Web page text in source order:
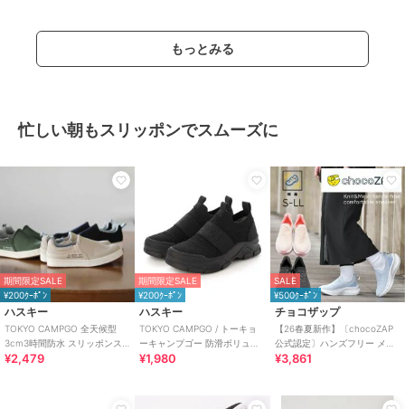
もっとみる
忙しい朝もスリッポンでスムーズに
期間限定SALE
¥200ｸｰﾎﾟﾝ
ハスキー
TOKYO CAMPGO 全天候型
3cm3時間防水 スリッポンス
ニーカー
¥2,479
期間限定SALE
¥200ｸｰﾎﾟﾝ
ハスキー
TOKYO CAMPGO / トーキョ
ーキャンプゴー 防滑ボリュー
ムソール 防水スリッポンスニ
¥1,980
SALE
¥500ｸｰﾎﾟﾝ
チョコザップ
【26春夏新作】〔chocoZAP
公式認定〕ハンズフリー メッ
シュニット スリッポン
¥3,861